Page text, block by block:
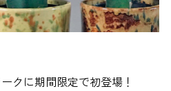
クに期間限定で初登場！